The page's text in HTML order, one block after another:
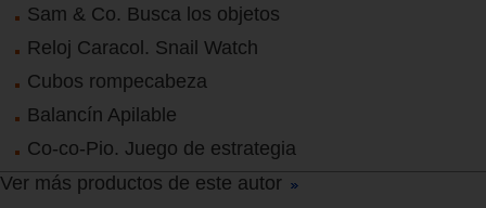
Sam & Co. Busca los objetos
Reloj Caracol. Snail Watch
Cubos rompecabeza
Balancín Apilable
Co-co-Pio. Juego de estrategia
Ver más productos de este autor